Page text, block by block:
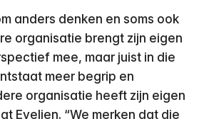
anders denken en soms ook
organisatie brengt zijn eigen
mee, maar juist in die
meer begrip en
organisatie heeft zijn eigen
Evelien. “We merken dat die